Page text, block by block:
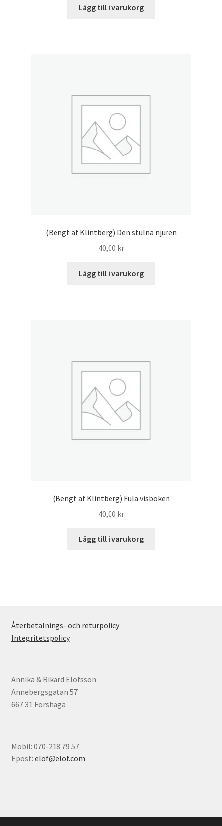
Lägg till i varukorg
(Bengt af Klintberg) Den stulna njuren
40,00 kr
Lägg till i varukorg
(Bengt af Klintberg) Fula visboken
40,00 kr
Lägg till i varukorg
Återbetalnings- och returpolicy
Integritetspolicy
Annika & Rikard Elofsson
Annebergsgatan 57
667 31 Forshaga
Mobil: 070-218 79 57
Epost: elof@elof.com